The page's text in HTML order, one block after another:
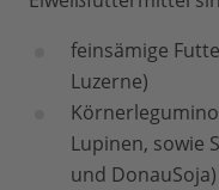
feinsämige
Luzerne)
Lupinen, sowie
und DonauSoja)